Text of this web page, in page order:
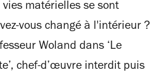
vies matérielles se sont
vous changé à l'intérieur ?
Woland dans ‘Le
chef-d’œuvre interdit puis